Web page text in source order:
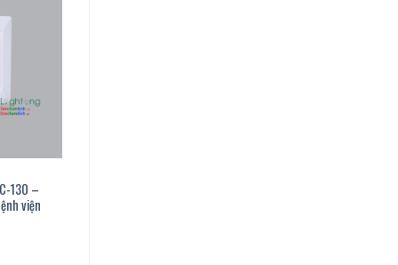
130 –
viện